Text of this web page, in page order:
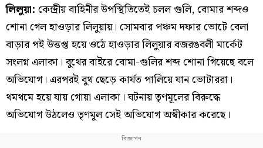
লিলুয়া: কেন্দ্রীয় বাহিনীর উপস্থিতিতেই চলল গুলি, বোমার শব্দও
শোনা গেল হাওড়ার লিলুয়ায়। সোমবার পঞ্চম দফার ভোটে বেলা
বাড়ার পই উত্তপ্ত হয়ে ওঠে হাওড়ার লিলুয়ার বজরঙবলী মার্কেট
সংলগ্ন এলাকা। বুথের বাইরে বোমা-গুলির শব্দ শোনা গিয়েছে বলে
অভিযোগ। এরপরই বুথ ছেড়ে কার্যত পালিয়ে যান ভোটাররা।
থমথমে হয়ে যায় গোয়া এলাকা। ঘটনায় তৃণমূলের বিরুদ্ধে
অভিযোগ উঠলেও তৃণমূল সেই অভিযোগ অস্বীকার করেছে।